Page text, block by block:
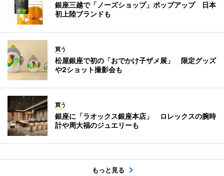
銀座三越で「ノーズショップ」ポップアップ 日本
初上陸ブランドも
買う
松屋銀座で初の「おでかけ子ザメ展」 限定グッズ
や2ショット撮影会も
買う
銀座に「ラオックス銀座本店」 ロレックスの腕時
計や周大福のジュエリーも
もっと見る